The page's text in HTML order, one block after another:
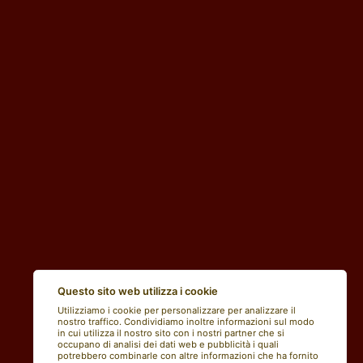
Questo sito web utilizza i cookie
Utilizziamo i cookie per personalizzare per analizzare il
nostro traffico. Condividiamo inoltre informazioni sul modo
in cui utilizza il nostro sito con i nostri partner che si
occupano di analisi dei dati web e pubblicità i quali
potrebbero combinarle con altre informazioni che ha fornito